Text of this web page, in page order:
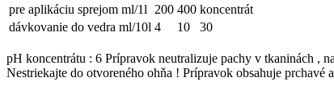
pre aplikáciu sprejom ml/1l
200 400 koncentrát
dávkovanie do vedra ml/10l 4 10 30
pH koncentrátu : 6 Prípravok neutralizuje pachy v tkaninách ,
Nestriekajte do otvoreného ohňa ! Prípravok obsahuje prchavé